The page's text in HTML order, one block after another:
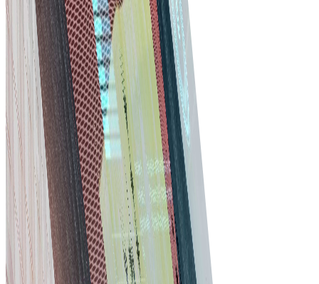
Quyết định dựa trên dữ liệu
Dùng phân tích để hiểu thực tiễn mua sắm. Báo cáo chi
hỗ trợ quyết định sáng suốt và chiến lược tốt hơn.
Khả năng mở rộng